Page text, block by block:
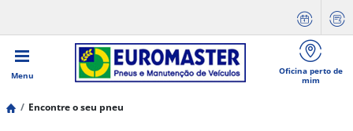
Menu
Oficina perto de
mim
Encontre o seu pneu